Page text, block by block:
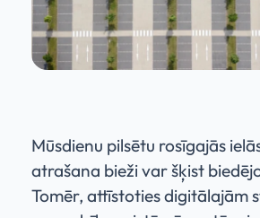
Mūsdienu pilsētu rosīgajās
atrašana bieži var šķist
Tomēr, attīstoties digitālajām